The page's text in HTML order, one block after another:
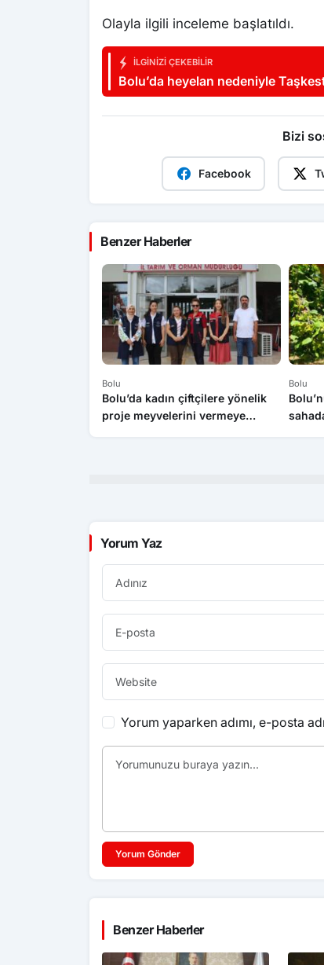
Olayla ilgili inceleme başlatıldı.
İLGINIZI ÇEKEBILIR
Bolu’da heyelan nedeniyle
Bizi
Facebook
Benzer Haberler
Bolu
Bolu’da kadın çiftçilere yönelik
proje meyvelerini vermeye
Bolu
Yorum Yaz
Yorum yaparken adımı, e-posta
Yorum Gönder
Benzer Haberler